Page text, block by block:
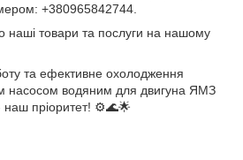
+380965842744.
наші товари та послуги на нашому
та ефективне охолодження
насосом водяним для двигуна ЯМЗ
наш пріоритет! ⚙🌊🌟